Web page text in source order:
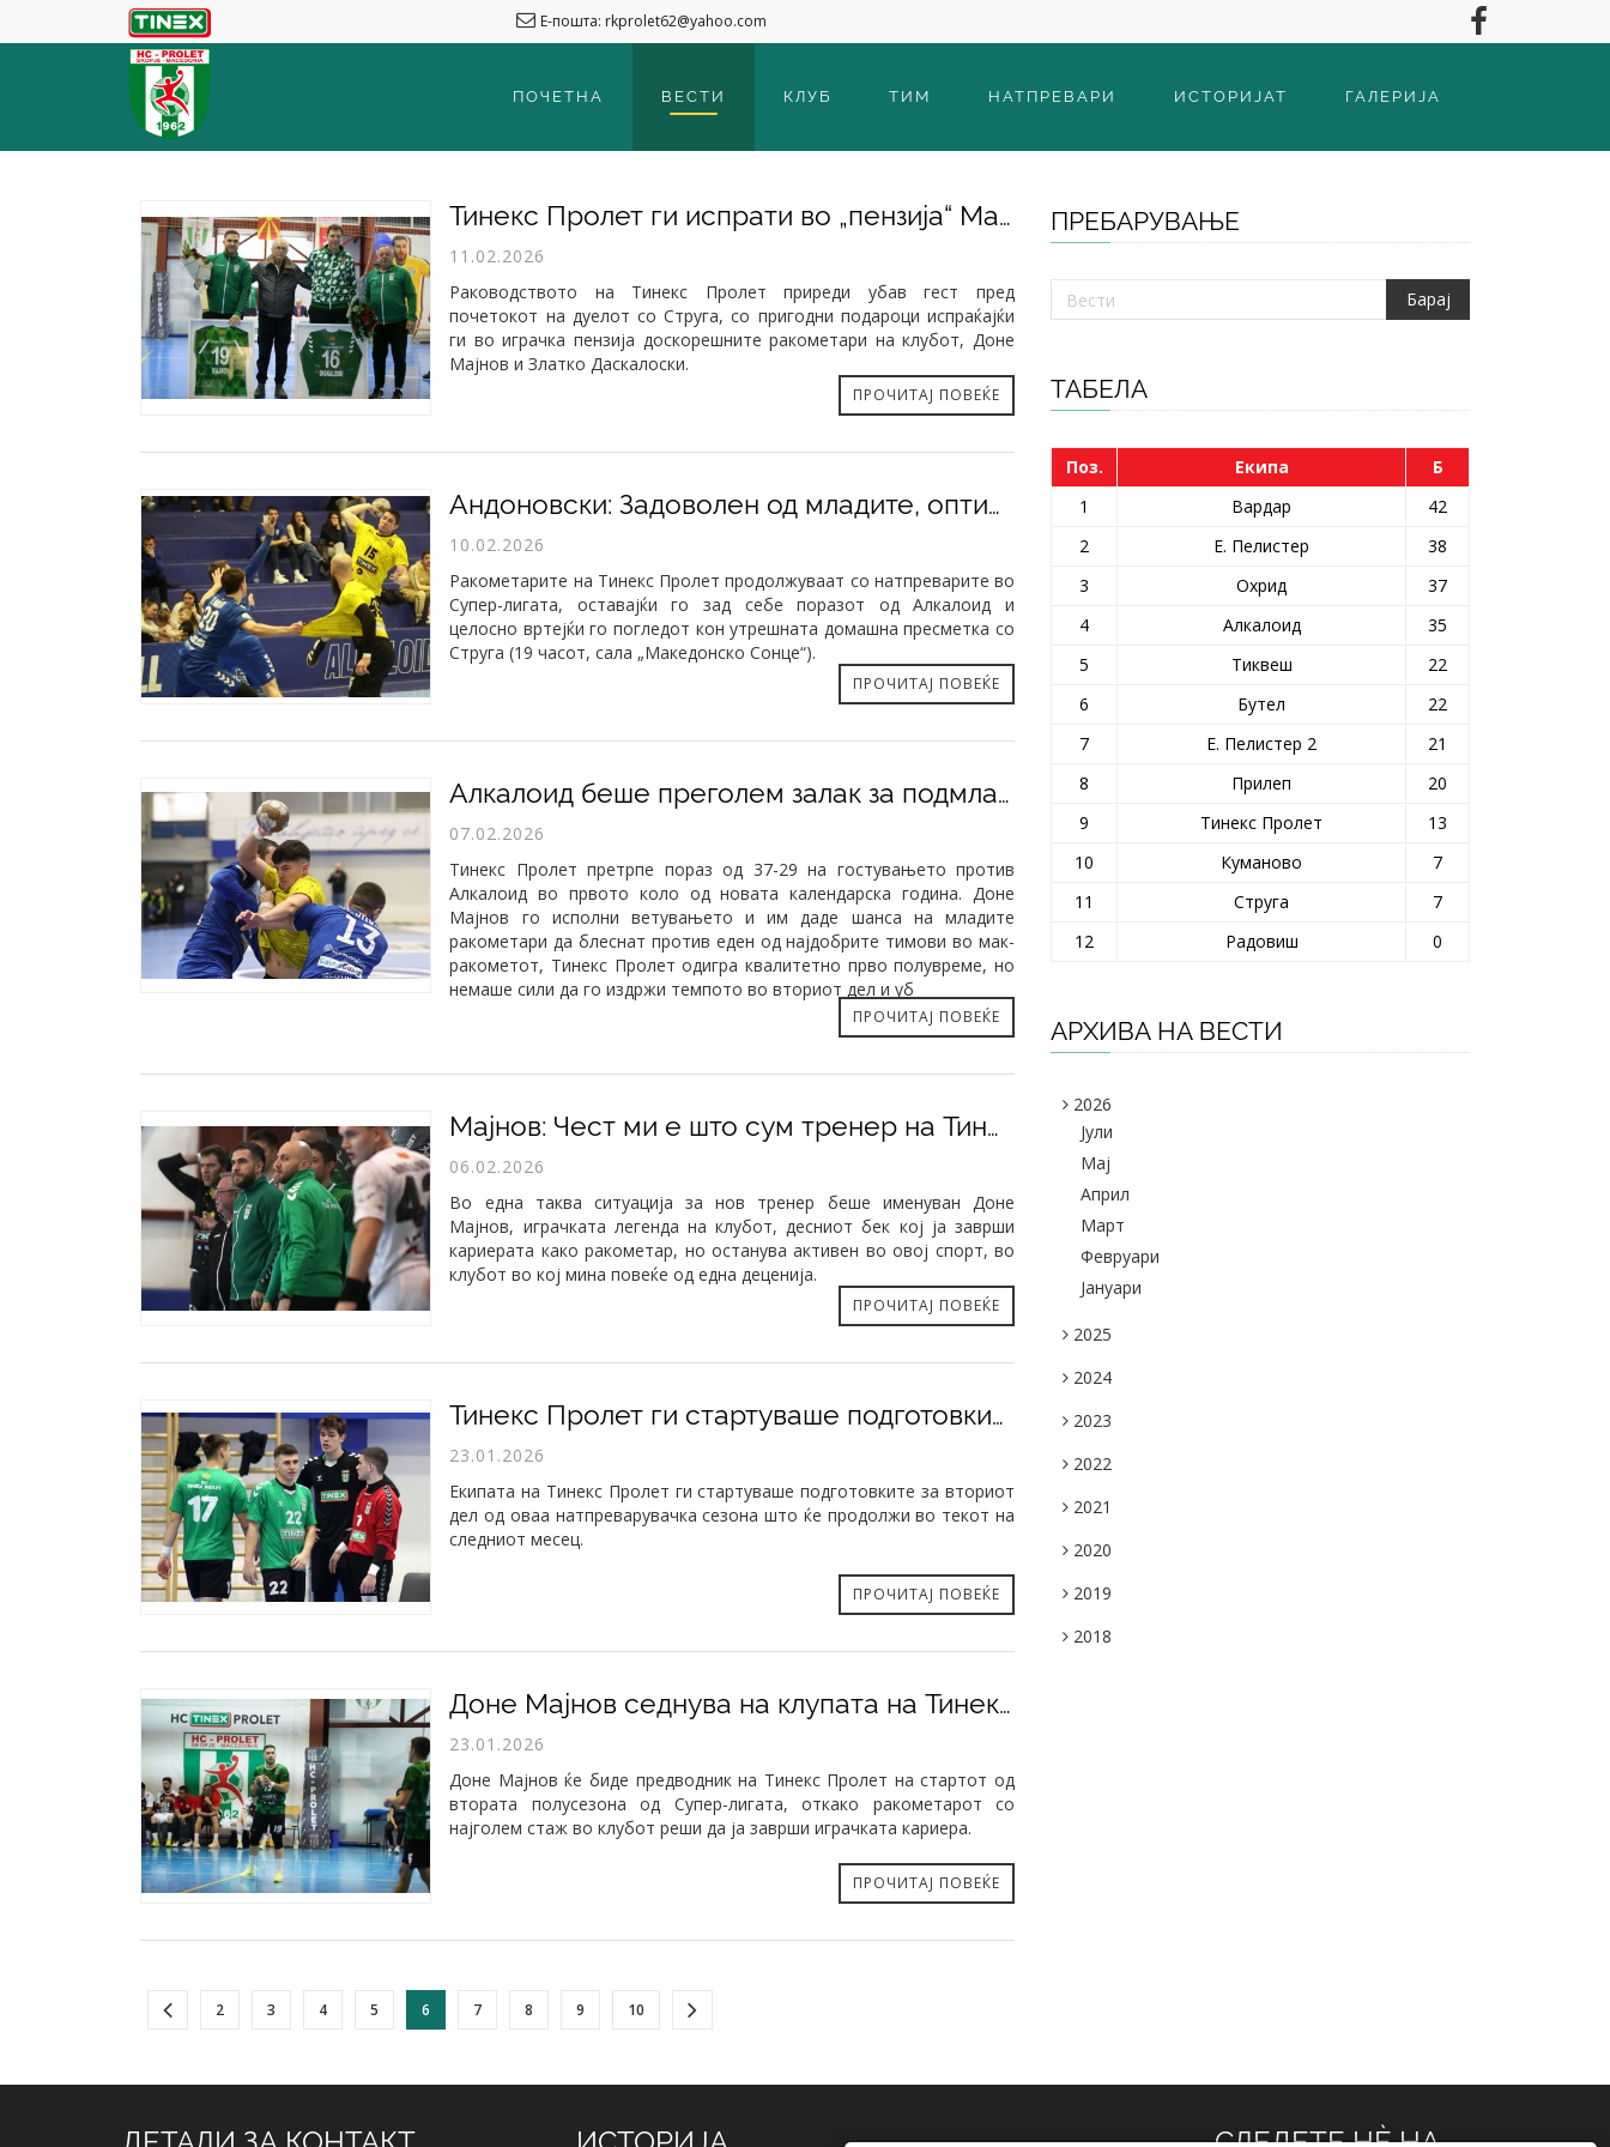
Е-пошта: rkprolet62@yahoo.com
ПОЧЕТНА ВЕСТИ КЛУБ ТИМ НАТПРЕВАРИ ИСТОРИЈАТ ГАЛЕРИЈА
​Тинекс Пролет ги испрати во „пензија“ Мајнов и Даскалоски
11.02.2026
Раководството на Тинекс Пролет приреди убав гест пред
почетокот на дуелот со Струга, со пригодни подароци испраќајќи
ги во играчка пензија доскорешните ракометари на клубот, Доне
Мајнов и Златко Даскалоски.
ПРОЧИТАЈ ПОВЕЌЕ
Андоновски: Задоволен од младите, оптимист сум за иднината на Тинекс Пролет
10.02.2026
Ракометарите на Тинекс Пролет продолжуваат со натпреварите во
Супер-лигата, оставајќи го зад себе поразот од Алкалоид и
целосно вртејќи го погледот кон утрешната домашна пресметка со
Струга (19 часот, сала „Македонско Сонце“).
ПРОЧИТАЈ ПОВЕЌЕ
Алкалоид беше преголем залак за подмладениот Тинекс Пролет
07.02.2026
Тинекс Пролет претрпе пораз од 37-29 на гостувањето против
Алкалоид во првото коло од новата календарска година. Доне
Мајнов го исполни ветувањето и им даде шанса на младите
ракометари да блеснат против еден од најдобрите тимови во мак-
ракометот, Тинекс Пролет одигра квалитетно прво полувреме, но
немаше сили да го издржи темпото во вториот дел и уб
ПРОЧИТАЈ ПОВЕЌЕ
​Мајнов: Чест ми е што сум тренер на Тинекс Пролет, имаме и талент и квалитет
06.02.2026
Во една таква ситуација за нов тренер беше именуван Доне
Мајнов, играчката легенда на клубот, десниот бек кој ја заврши
кариерата како ракометар, но останува активен во овој спорт, во
клубот во кој мина повеќе од една деценија.
ПРОЧИТАЈ ПОВЕЌЕ
​Тинекс Пролет ги стартуваше подготовките
23.01.2026
Екипата на Тинекс Пролет ги стартуваше подготовките за вториот
дел од оваа натпреварувачка сезона што ќе продолжи во текот на
следниот месец.
ПРОЧИТАЈ ПОВЕЌЕ
​Доне Мајнов седнува на клупата на Тинекс Пролет
23.01.2026
Доне Мајнов ќе биде предводник на Тинекс Пролет на стартот од
втората полусезона од Супер-лигата, откако ракометарот со
најголем стаж во клубот реши да ја заврши играчката кариера.
ПРОЧИТАЈ ПОВЕЌЕ
2 3 4 5 6 7 8 9 10
ПРЕБАРУВАЊЕ
ТАБЕЛА
Поз. Екипа
Б
1
Вардар
42
2
Е. Пелистер
38
3
Охрид
37
4
Алкалоид
35
5
Тиквеш
22
6
Бутел
22
7
Е. Пелистер 2
21
8
Прилеп
20
9
Тинекс Пролет
13
10
Куманово
7
11
Струга
7
12
Радовиш 0
АРХИВА НА ВЕСТИ
2026
Јули
Maj
Април
Март
Февруари
Јануари
2025
2024
2023
2022
2021
2020
2019
2018